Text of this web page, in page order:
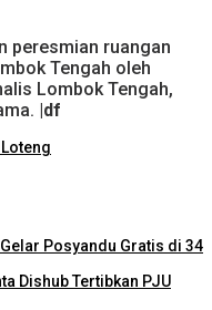
peresmian ruangan
Tengah oleh
Lombok Tengah,
|df
Posyandu Gratis di 34
Dishub Tertibkan PJU